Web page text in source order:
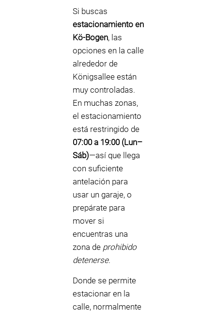
Si buscas
estacionamiento en
Kö-Bogen, las
opciones en la calle
alrededor de
Königsallee están
muy controladas.
En muchas zonas,
el estacionamiento
está restringido de
07:00 a 19:00 (Lun–
Sáb)—así que llega
con suficiente
antelación para
usar un garaje, o
prepárate para
mover si
encuentras una
zona de prohibido
detenerse.
Donde se permite
estacionar en la
calle, normalmente